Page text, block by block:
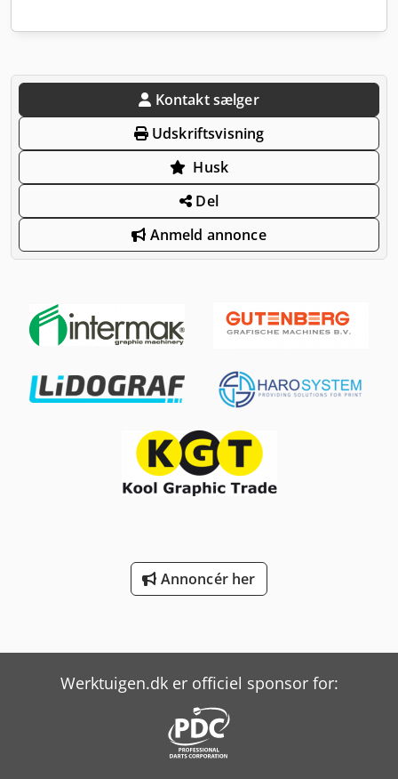
Kontakt sælger
Udskriftsvisning
Husk
Del
Anmeld annonce
Annoncér her
Werktuigen.dk er officiel sponsor for: